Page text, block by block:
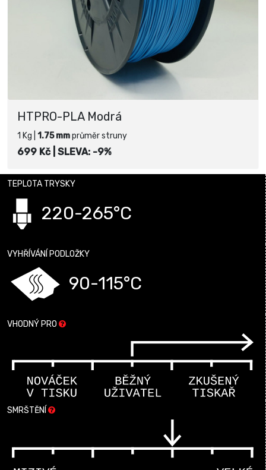
HTPRO-PLA Modrá
1 Kg | 1.75 mmprůměr struny
699 Kč | SLEVA: -9%
TEPLOTA TRYSKY
220-265°C
VYHŘÍVÁNÍ PODLOŽKY
90-115°C
VHODNÝ PRO
SMRŠTĚNÍ